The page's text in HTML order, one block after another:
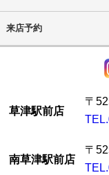
来店予約
草津駅前店
〒
南草津駅前店
〒